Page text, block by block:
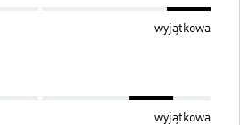
wyjątkowa
wyjątkowa